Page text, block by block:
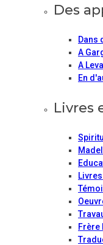
Des
Dans
A
A
En
Livres
Frère